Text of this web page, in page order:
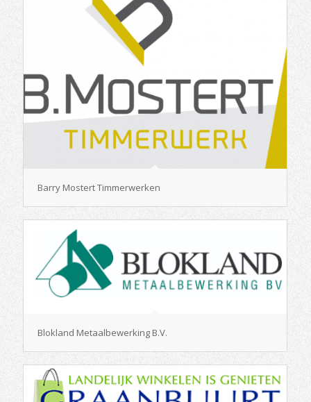
Barry Mostert Timmerwerken
Blokland Metaalbewerking B.V.